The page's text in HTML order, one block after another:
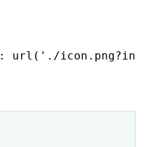
: url ( './